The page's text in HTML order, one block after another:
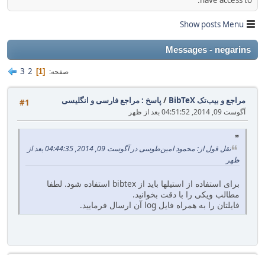
Show posts Menu
Messages - negarins
صفحه 1
2
3
#1 مراجع و بیب‌تک BibTeX / پاسخ : مراجع فارسی و انگلیسی
آگوست 09, 2014, 04:51:52 بعد از ظهر
نقل قول از: محمود امین‌طوسی در آگوست 09, 2014, 04:44:35 بعد از
ظهر
برای استفاده از استیلها باید از bibtex استفاده شود. لطفا
مطالب ویکی را با دقت بخوانید.
فایلتان را به همراه فایل log آن ارسال فرمایید.